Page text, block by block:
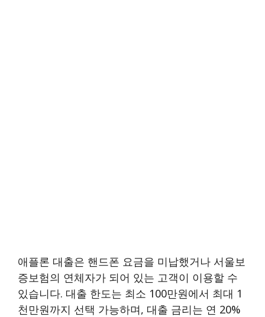
애플론 대출은 핸드폰 요금을 미납했거나 서울보
증보험의 연체자가 되어 있는 고객이 이용할 수
있습니다. 대출 한도는 최소 100만원에서 최대 1
천만원까지 선택 가능하며, 대출 금리는 연 20%